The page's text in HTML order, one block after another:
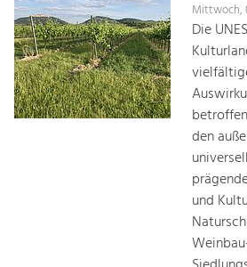
Soziales, Bildung &
Identität
Gleichberechtigung, Jugend und
Integration
Mobilität & Energie
Klimawandel, öffentlicher Verkehr und
Steigerung regionaler Wertschöpfung
Mittwoch,
Die
den
und